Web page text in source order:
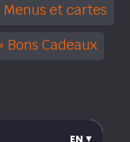
Menus et cartes
Bons Cadeaux